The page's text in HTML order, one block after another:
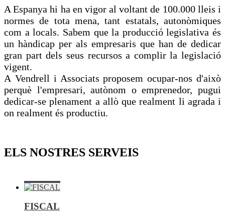
A Espanya hi ha en vigor al voltant de 100.000 lleis i
normes de tota mena, tant estatals, autonòmiques
com a locals. Sabem que la producció legislativa és
un hàndicap per als empresaris que han de dedicar
gran part dels seus recursos a complir la legislació
vigent.
A Vendrell i Associats proposem ocupar-nos d'això
perquè l'empresari, autònom o emprenedor, pugui
dedicar-se plenament a allò que realment li agrada i
on realment és productiu.
ELS NOSTRES SERVEIS
FISCAL